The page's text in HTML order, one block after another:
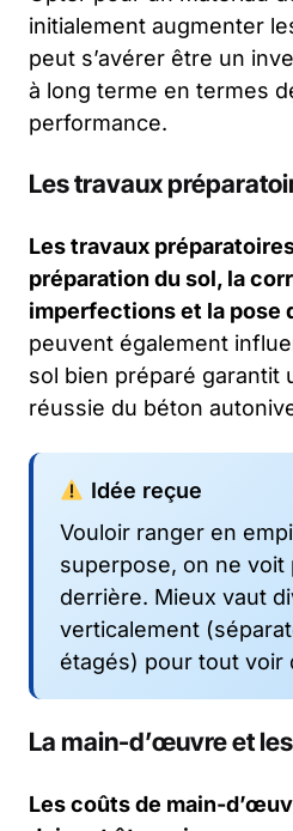
initialement augmenter
peut s’avérer être un
à long terme en termes
performance.
Les travaux
Les travaux
préparation du sol, la
imperfections et la pose
peuvent également
sol bien préparé garantit
réussie du béton
Idée reçue
Vouloir ranger en
superpose, on ne voit
derrière. Mieux vaut
verticalement
étagés) pour tout voir
La main-d’œuvre et
Les coûts de main-